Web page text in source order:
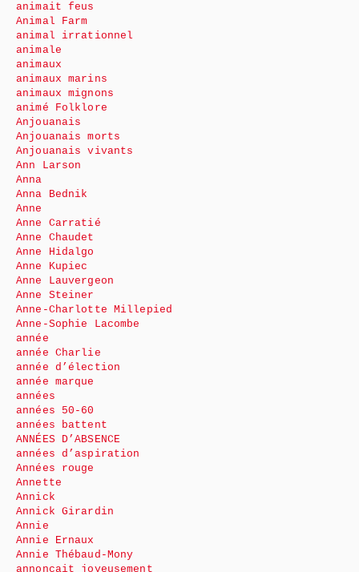
animait feus
Animal Farm
animal irrationnel
animale
animaux
animaux marins
animaux mignons
animé Folklore
Anjouanais
Anjouanais morts
Anjouanais vivants
Ann Larson
Anna
Anna Bednik
Anne
Anne Carratié
Anne Chaudet
Anne Hidalgo
Anne Kupiec
Anne Lauvergeon
Anne Steiner
Anne-Charlotte Millepied
Anne-Sophie Lacombe
année
année Charlie
année d’élection
année marque
années
années 50-60
années battent
ANNÉES D’ABSENCE
années d’aspiration
Années rouge
Annette
Annick
Annick Girardin
Annie
Annie Ernaux
Annie Thébaud-Mony
annonçait joyeusement